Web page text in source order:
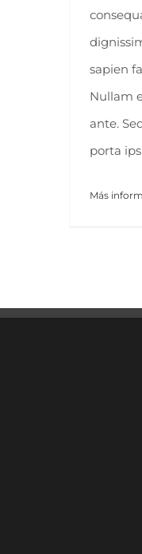
sapien
Nullam
ante.
porta
Más